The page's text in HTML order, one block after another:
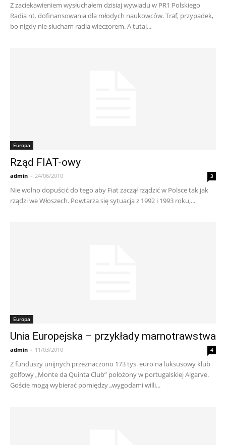
Z zaciekawieniem wysłuchałem dzisiaj wywiadu w PR1 Polskiego
Radia nt. dofinansowania dla młodych naukowców. Traf, przypadek,
bo nigdy nie słucham radia wieczorem. A tutaj...
Europa
Rząd FIAT-owy
admin - 24/06/2010 3
Nie wolno dopuścić do tego aby Fiat zaczął rządzić w Polsce tak jak
rządzi we Włoszech. Powtarza się sytuacja z 1992 i 1993 roku,...
Europa
Unia Europejska – przykłady marnotrawstwa
admin - 11/03/2010 4
Z funduszy unijnych przeznaczono 173 tys. euro na luksusowy klub
golfowy „Monte da Quinta Club” położony w portugalskiej Algarve.
Goście mogą wybierać pomiędzy „wygodami willi...